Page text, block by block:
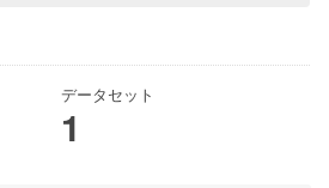
データセット
1